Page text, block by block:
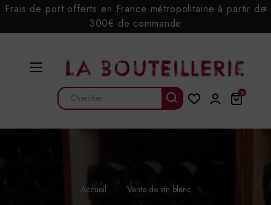
Frais de port offerts en France métropolitaine à partir de
300€ de commande
x
Basculer
navigation
☰
0
Accueil Vente de vin blanc